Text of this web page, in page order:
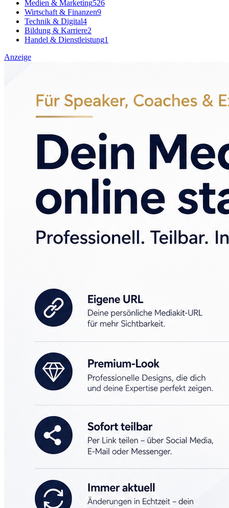
Medien & Marketing526
Wirtschaft & Finanzen9
Technik & Digital4
Bildung & Karriere2
Handel & Dienstleistung1
Anzeige